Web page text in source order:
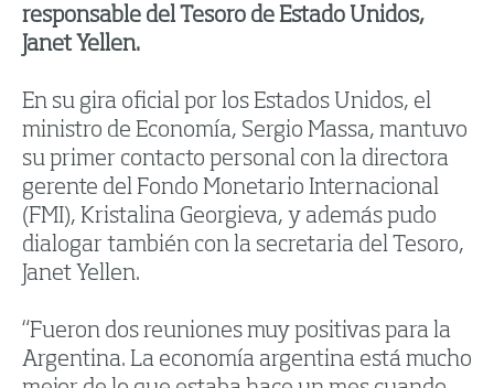
responsable del Tesoro de Estado Unidos,
Janet Yellen.
En su gira oficial por los Estados Unidos, el
ministro de Economía, Sergio Massa, mantuvo
su primer contacto personal con la directora
gerente del Fondo Monetario Internacional
(FMI), Kristalina Georgieva, y además pudo
dialogar también con la secretaria del Tesoro,
Janet Yellen.
“Fueron dos reuniones muy positivas para la
Argentina. La economía argentina está mucho